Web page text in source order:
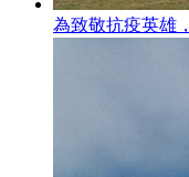
為致敬抗疫英雄